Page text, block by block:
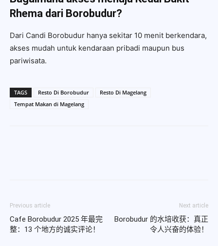
Rhema dari Borobudur?
Dari Candi Borobudur hanya sekitar 10 menit berkendara,
akses mudah untuk kendaraan pribadi maupun bus
pariwisata.
TAGS Resto Di Borobudur
Resto Di Magelang
Tempat Makan di Magelang
Previous article
Cafe Borobudur 2025 年最完
整：13 个地方的诚实评论！
Next article
Borobudur 的水培收获：真正
令人兴奋的体验！